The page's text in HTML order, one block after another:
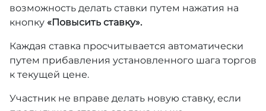
возможность делать ставки путем нажатия на
кнопку «Повысить ставку».
Каждая ставка просчитывается автоматически
путем прибавления установленного шага торгов
к текущей цене.
Участник не вправе делать новую ставку, если